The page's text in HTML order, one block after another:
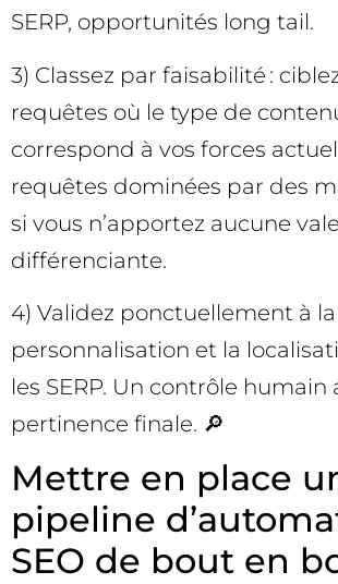
SERP, opportunités long tail.
3) Classez par faisabilité :
requêtes où le type de
correspond à vos forces
requêtes dominées par des
si vous n’apportez aucune
différenciante.
4) Validez ponctuellement à la
personnalisation et la
les SERP. Un contrôle humain
pertinence finale. 🔎
Mettre en place
pipeline
SEO de bout en